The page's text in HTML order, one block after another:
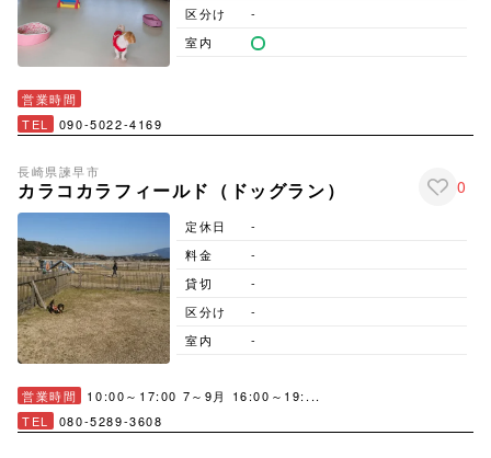
営業時間
TEL
090-5022-4169
区分け
-
室内
長崎県諫早市
カラコカラフィールド（ドッグラン） 0
営業時間
10:00～17:00 7～9月 16:00～19:...
TEL
080-5289-3608
定休日
-
料金
-
貸切
-
区分け
-
室内
-